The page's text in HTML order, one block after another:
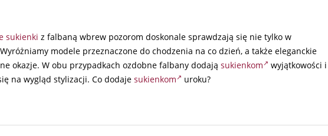
sukienki z falbaną wbrew pozorom doskonale sprawdzają się nie tylko w
modele przeznaczone do chodzenia na co dzień, a także eleganckie
okazje. W obu przypadkach ozdobne falbany dodają sukienkom
wyjątkowości i
na wygląd stylizacji. Co dodaje sukienkom uroku?